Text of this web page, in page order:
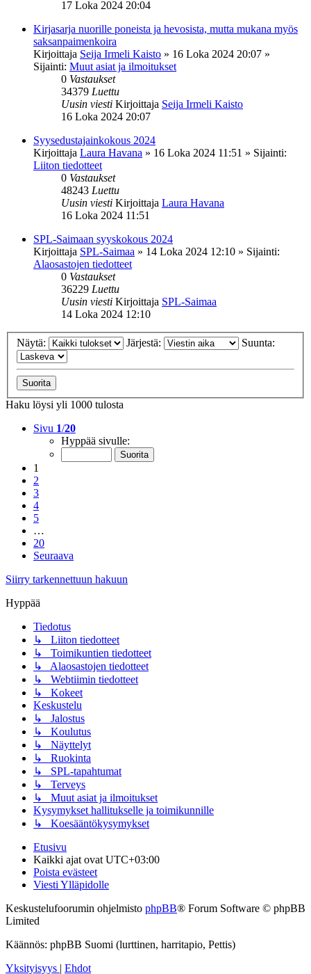
17 Loka 2024 20:04
Kirjasarja nuorille poneista ja hevosista, mutta mukana myös
saksanpaimenkoira
Kirjoittaja Seija Irmeli Kaisto » 16 Loka 2024 20:07 »
Sijainti: Muut asiat ja ilmoitukset
0 Vastaukset
34379 Luettu
Uusin viesti Kirjoittaja Seija Irmeli Kaisto
16 Loka 2024 20:07
Syysedustajainkokous 2024
Kirjoittaja Laura Havana » 16 Loka 2024 11:51 » Sijainti:
Liiton tiedotteet
0 Vastaukset
48243 Luettu
Uusin viesti Kirjoittaja Laura Havana
16 Loka 2024 11:51
SPL-Saimaan syyskokous 2024
Kirjoittaja SPL-Saimaa » 14 Loka 2024 12:10 » Sijainti:
Alaosastojen tiedotteet
0 Vastaukset
36229 Luettu
Uusin viesti Kirjoittaja SPL-Saimaa
14 Loka 2024 12:10
Näytä: Järjestä: Suunta:
Haku löysi yli 1000 tulosta
Sivu 1/20
Hyppää sivulle:
1
2
3
4
5
…
20
Seuraava
Siirry tarkennettuun hakuun
Hyppää
Tiedotus
↳ Liiton tiedotteet
↳ Toimikuntien tiedotteet
↳ Alaosastojen tiedotteet
↳ Webtiimin tiedotteet
↳ Kokeet
Keskustelu
↳ Jalostus
↳ Koulutus
↳ Näyttelyt
↳ Ruokinta
↳ SPL-tapahtumat
↳ Terveys
↳ Muut asiat ja ilmoitukset
Kysymykset hallitukselle ja toimikunnille
↳ Koesääntökysymykset
Etusivu
Kaikki ajat ovatUTC+03:00
Poista evästeet
Viesti Ylläpidolle
Keskustelufoorumin ohjelmisto phpBB® Forum Software © phpBB
Limited
Käännös: phpBB Suomi (lurttinen, harritapio, Pettis)
Yksityisyys
Ehdot